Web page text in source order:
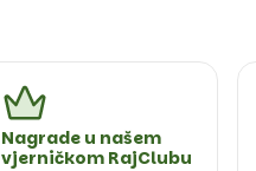
Nagrade u našem
vjerničkom RajClubu